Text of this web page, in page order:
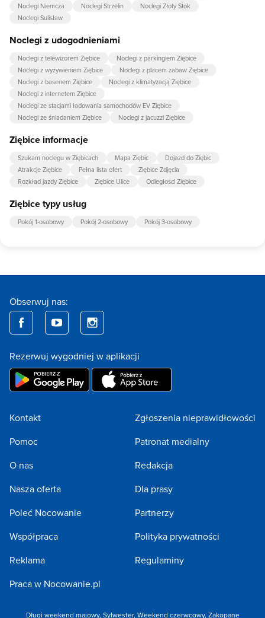
Noclegi Niemcza
Noclegi Strzelin
Noclegi Złoty Stok
Noclegi Sulisław
Noclegi z udogodnieniami
Noclegi z telewizorem Ziębice
Noclegi z parkingiem Ziębice
Noclegi z wyżywieniem Ziębice
Noclegi z placem zabaw Ziębice
Noclegi z basenem Ziębice
Noclegi z klimatyzacją Ziębice
Noclegi z internetem Ziębice
Noclegi ze stacjami ładowania samochodów EV Ziębice
Noclegi ze śniadaniem Ziębice
Noclegi z jacuzzi Ziębice
Ziębice informacje
Szukam noclegu w Ziębicach Mapa Ziębic
Dojazd do Ziębic
Atrakcje Ziębice
Pełna lista ofert
Ziębice Zdjęcia
Rozkład jazdy Ziębice
Ziębice Ulice Odległości Ziębice
Ziębice typy usług
Pokój 1-osobowy Pokój 2-osobowy Pokój 3-osobowy
Obserwuj nas:
Rezerwuj wygodniej w aplikacji
Kontakt
Pomoc
O nas
Nasza oferta
Poleć Nocowanie
Współpraca
Reklama
Praca w Nocowanie.pl
Zgłoszenia nieprawidłowości
Patronat medialny
Redakcja
Dla prasy
Partnerzy
Polityka prywatności
Regulaminy
Długi weekend majowy, Sylwester, Weekend czerwcowy, Zakopane